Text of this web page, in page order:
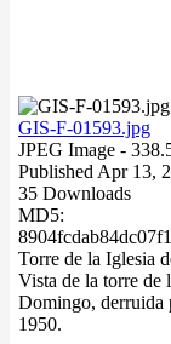
GIS-F-01593.jpg
JPEG Image -
Published Apr 13,
35 Downloads
MD5:
Torre de la Iglesia
Vista de la torre de
Domingo, derruida
1950.